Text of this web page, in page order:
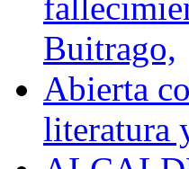
Buitrago,
Abierta
literatura